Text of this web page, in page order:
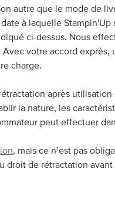
autre que le mode de
à laquelle
ci-dessus. Nous
votre accord
charge.
après
la nature, les
peut effectuer
, mais ce n’est pas
droit de rétractation avant